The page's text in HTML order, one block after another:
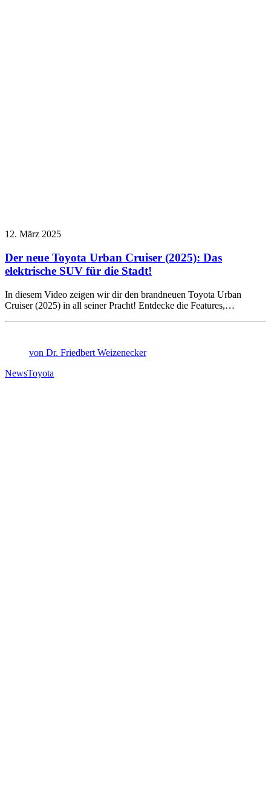
12. März 2025
Der neue Toyota Urban Cruiser (2025): Das
elektrische SUV für die Stadt!
In diesem Video zeigen wir dir den brandneuen Toyota Urban
Cruiser (2025) in all seiner Pracht! Entdecke die Features,…
von Dr. Friedbert Weizenecker
NewsToyota